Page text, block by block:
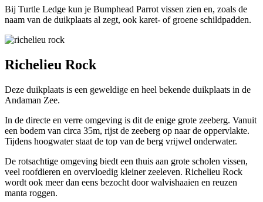
Bij Turtle Ledge kun je Bumphead Parrot vissen zien en, zoals de
naam van de duikplaats al zegt, ook karet- of groene schildpadden.
Richelieu Rock
Deze duikplaats is een geweldige en heel bekende duikplaats in de
Andaman Zee.
In de directe en verre omgeving is dit de enige grote zeeberg. Vanuit
een bodem van circa 35m, rijst de zeeberg op naar de oppervlakte.
Tijdens hoogwater staat de top van de berg vrijwel onderwater.
De rotsachtige omgeving biedt een thuis aan grote scholen vissen,
veel roofdieren en overvloedig kleiner zeeleven. Richelieu Rock
wordt ook meer dan eens bezocht door walvishaaien en reuzen
manta roggen.